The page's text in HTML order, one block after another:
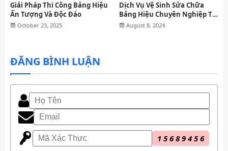
Giải Pháp Thi Công Bảng Hiệu
Ấn Tượng Và Độc Đáo
October 23, 2025
Dịch Vụ Vệ Sinh Sửa Chữa
Bảng Hiệu Chuyên Nghiệp Tại
Tp.HCM
August 8, 2024
ĐĂNG BÌNH LUẬN
1 5 6 8 9 4 5 6